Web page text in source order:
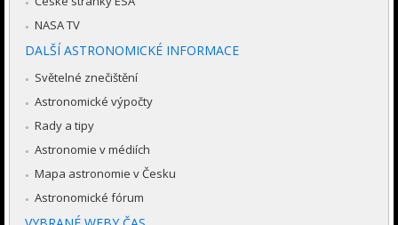
NASA TV
DALŠÍ ASTRONOMICKÉ INFORMACE
Světelné znečištění
Astronomické výpočty
Rady a tipy
Astronomie v médiích
Mapa astronomie v Česku
Astronomické fórum